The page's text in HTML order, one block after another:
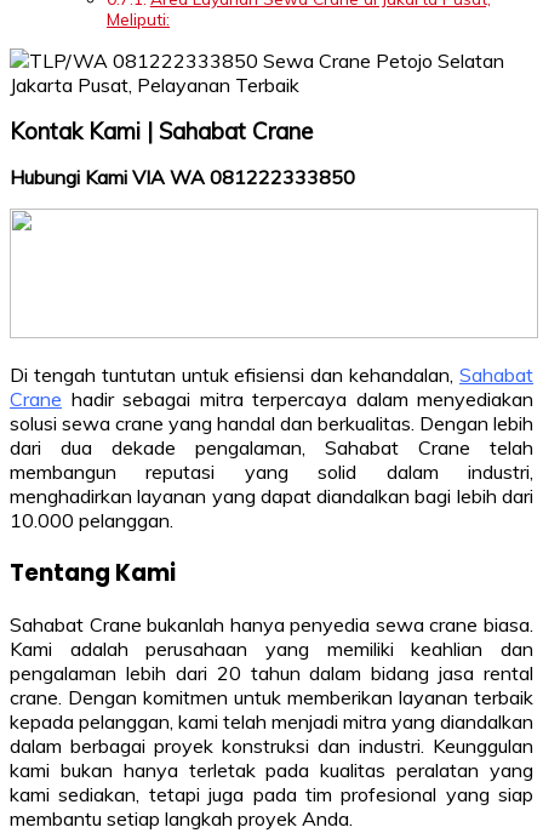
Meliputi:
Kontak Kami | Sahabat Crane
Hubungi Kami VIA WA 081222333850
Di tengah tuntutan untuk efisiensi dan kehandalan, Sahabat
Crane hadir sebagai mitra terpercaya dalam menyediakan
solusi sewa crane yang handal dan berkualitas. Dengan lebih
dari dua dekade pengalaman, Sahabat Crane telah
membangun reputasi yang solid dalam industri,
menghadirkan layanan yang dapat diandalkan bagi lebih dari
10.000 pelanggan.
Tentang Kami
Sahabat Crane bukanlah hanya penyedia sewa crane biasa.
Kami adalah perusahaan yang memiliki keahlian dan
pengalaman lebih dari 20 tahun dalam bidang jasa rental
crane. Dengan komitmen untuk memberikan layanan terbaik
kepada pelanggan, kami telah menjadi mitra yang diandalkan
dalam berbagai proyek konstruksi dan industri. Keunggulan
kami bukan hanya terletak pada kualitas peralatan yang
kami sediakan, tetapi juga pada tim profesional yang siap
membantu setiap langkah proyek Anda.